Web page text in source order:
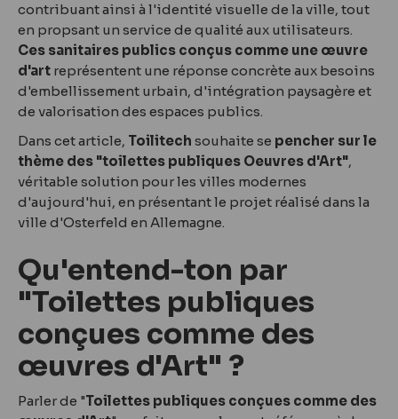
contribuant ainsi à l'identité visuelle de la ville, tout
en propsant un service de qualité aux utilisateurs.
Ces sanitaires publics conçus comme une œuvre
d'art représentent une réponse concrète aux besoins
d'embellissement urbain, d'intégration paysagère et
de valorisation des espaces publics.
Dans cet article, Toilitech souhaite se pencher sur le
thème des "toilettes publiques Oeuvres d'Art",
véritable solution pour les villes modernes
d'aujourd'hui, en présentant le projet réalisé dans la
ville d'Osterfeld en Allemagne.
Qu'entend-ton par
"Toilettes publiques
conçues comme des
œuvres d'Art" ?
Parler de "Toilettes publiques conçues comme des